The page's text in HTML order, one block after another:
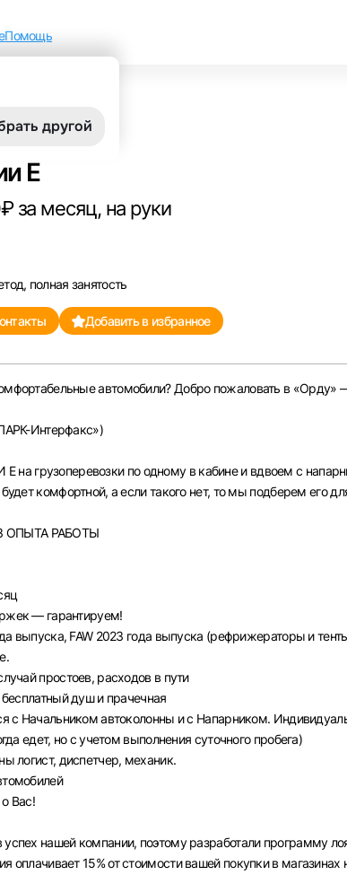
другой
Помощь
E
за месяц, на руки
полная занятость
Добавить в избранное
автомобили? Добро пожаловать в
Интерфакс»)
грузоперевозки по одному в кабине и вдвоем с
комфортной, а если такого нет, то мы подберем его
ОПЫТА РАБОТЫ
— гарантируем!
выпуска, FAW 2023 года выпуска (рефрижераторы и
простоев, расходов в пути
душ и прачечная
с Начальником автоколонны и с Напарником.
едет, но с учетом выполнения суточного пробега)
логист, диспетчер, механик.
Вас!
нашей компании, поэтому разработали программу
оплачивает 15% от стоимости вашей покупки в